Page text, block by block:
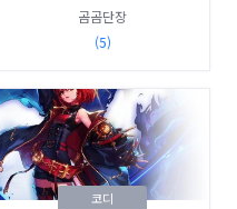
곰곰단장
(5)
코디